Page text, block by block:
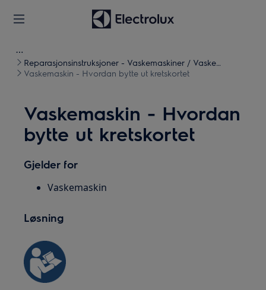
Reparasjonsinstruksjoner - Vaskemaskiner / Vaske
tørketromler
Vaskemaskin - Hvordan bytte ut kretskortet
Vaskemaskin - Hvordan
bytte ut kretskortet
Gjelder for
Vaskemaskin
Løsning